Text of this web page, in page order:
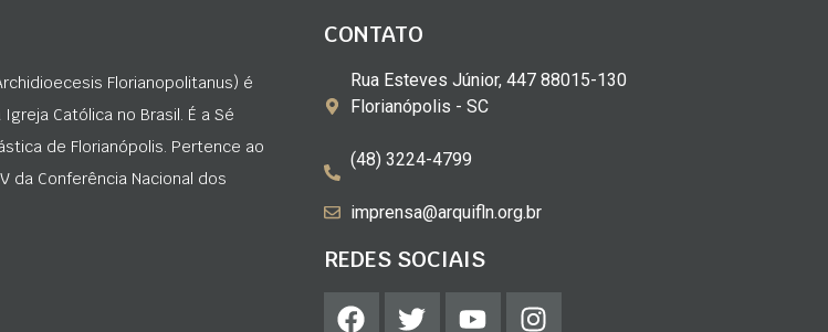
Florianopolitanus) é
Católica no Brasil. É a Sé
de Florianópolis. Pertence ao
da Conferência Nacional dos
CONTATO
Rua Esteves Júnior, 447 88015-130
Florianópolis - SC
(48) 3224-4799
imprensa@arquifln.org.br
REDES SOCIAIS